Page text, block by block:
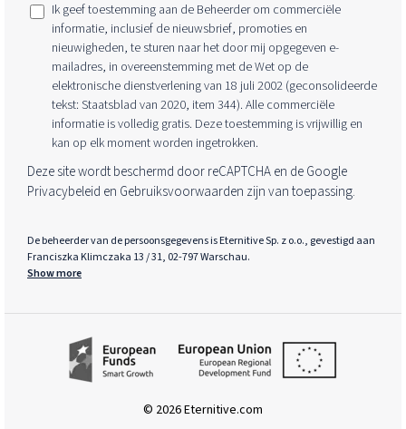
Ik geef toestemming aan de Beheerder om commerciële
informatie, inclusief de nieuwsbrief, promoties en
nieuwigheden, te sturen naar het door mij opgegeven e-
mailadres, in overeenstemming met de Wet op de
elektronische dienstverlening van 18 juli 2002 (geconsolideerde
tekst: Staatsblad van 2020, item 344). Alle commerciële
informatie is volledig gratis. Deze toestemming is vrijwillig en
kan op elk moment worden ingetrokken.
Deze site wordt beschermd door reCAPTCHA en de Google
Privacybeleid en Gebruiksvoorwaarden zijn van toepassing.
De beheerder van de persoonsgegevens is Eternitive Sp. z o.o., gevestigd aan
Franciszka Klimczaka 13 / 31, 02-797 Warschau.
Show more
© 2026 Eternitive.com